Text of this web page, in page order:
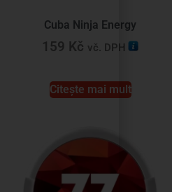
Cuba Ninja Energy
159 Kč vč. DPH
Citește mai mult